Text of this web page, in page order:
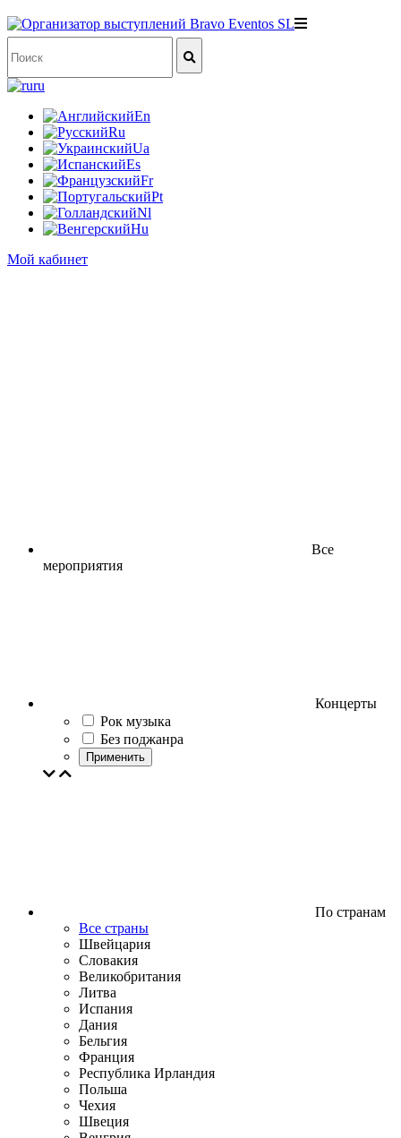
ru
En
Ru
Ua
Es
Fr
Pt
Nl
Hu
Мой кабинет
Все
мероприятия
Концерты
Рок музыка
Без поджанра
Применить
По странам
Все страны
Швейцария
Словакия
Великобритания
Литва
Испания
Дания
Бельгия
Франция
Республика Ирландия
Польша
Чехия
Швеция